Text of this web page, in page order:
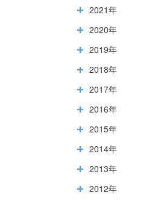
2021年
2020年
2019年
2018年
2017年
2016年
2015年
2014年
2013年
2012年